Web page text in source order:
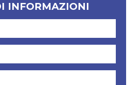
INFORMAZIONI